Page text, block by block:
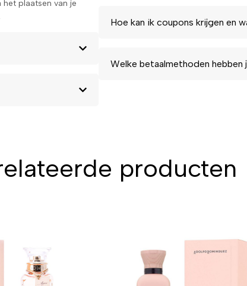
plaatsen van je
Hoe kan ik coupons krijgen en
Welke betaalmethoden hebben
producten